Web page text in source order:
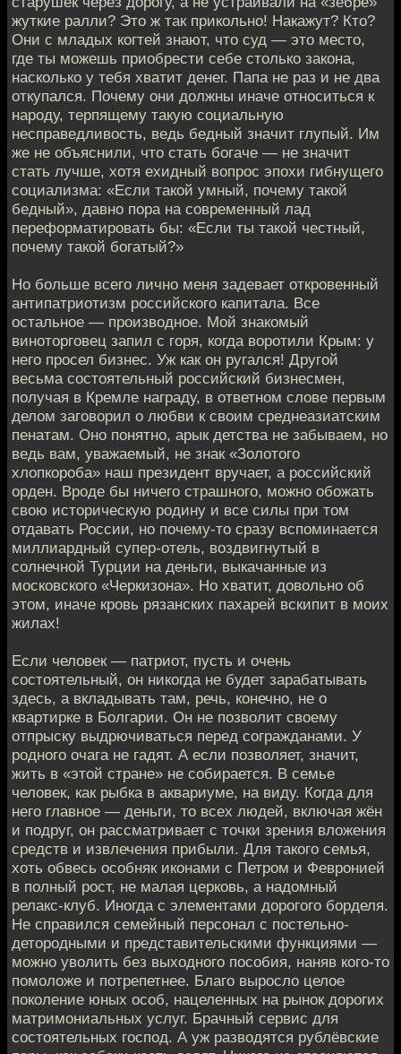
жуткие ралли? Это ж так прикольно! Накажут? Кто?
Они с младых когтей знают, что суд — это место,
где ты можешь приобрести себе столько закона,
насколько у тебя хватит денег. Папа не раз и не два
откупался. Почему они должны иначе относиться к
народу, терпящему такую социальную
несправедливость, ведь бедный значит глупый. Им
же не объяснили, что стать богаче — не значит
стать лучше, хотя ехидный вопрос эпохи гибнущего
социализма: «Если такой умный, почему такой
бедный», давно пора на современный лад
переформатировать бы: «Если ты такой честный,
почему такой богатый?»
Но больше всего лично меня задевает откровенный
антипатриотизм российского капитала. Все
остальное — производное. Мой знакомый
виноторговец запил с горя, когда воротили Крым: у
него просел бизнес. Уж как он ругался! Другой
весьма состоятельный российский бизнесмен,
получая в Кремле награду, в ответном слове первым
делом заговорил о любви к своим среднеазиатским
пенатам. Оно понятно, арык детства не забываем, но
ведь вам, уважаемый, не знак «Золотого
хлопкороба» наш президент вручает, а российский
орден. Вроде бы ничего страшного, можно обожать
свою историческую родину и все силы при том
отдавать России, но почему-то сразу вспоминается
миллиардный супер-отель, воздвигнутый в
солнечной Турции на деньги, выкачанные из
московского «Черкизона». Но хватит, довольно об
этом, иначе кровь рязанских пахарей вскипит в моих
жилах!
Если человек — патриот, пусть и очень
состоятельный, он никогда не будет зарабатывать
здесь, а вкладывать там, речь, конечно, не о
квартирке в Болгарии. Он не позволит своему
отпрыску выдрючиваться перед согражданами. У
родного очага не гадят. А если позволяет, значит,
жить в «этой стране» не собирается. В семье
человек, как рыбка в аквариуме, на виду. Когда для
него главное — деньги, то всех людей, включая жён
и подруг, он рассматривает с точки зрения вложения
средств и извлечения прибыли. Для такого семья,
хоть обвесь особняк иконами с Петром и Февронией
в полный рост, не малая церковь, а надомный
релакс-клуб. Иногда с элементами дорогого борделя.
Не справился семейный персонал с постельно-
детородными и представительскими функциями —
можно уволить без выходного пособия, наняв кого-то
помоложе и потрепетнее. Благо выросло целое
поколение юных особ, нацеленных на рынок дорогих
матримониальных услуг. Брачный сервис для
состоятельных господ. А уж разводятся рублёвские